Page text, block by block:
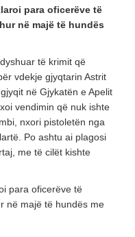
para oficerëve të
në majë të hundës
të krimit që
vdekje gjyqtarin Astrit
në Gjykatën e Apelit
vendimin që nuk ishte
nxori pistoletën nga
Po ashtu ai plagosi
me të cilët kishte
para oficerëve të
në majë të hundës me